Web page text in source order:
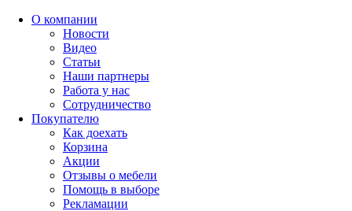
О компании
Новости
Видео
Статьи
Наши партнеры
Работа у нас
Сотрудничество
Покупателю
Как доехать
Корзина
Акции
Отзывы о мебели
Помощь в выборе
Рекламации